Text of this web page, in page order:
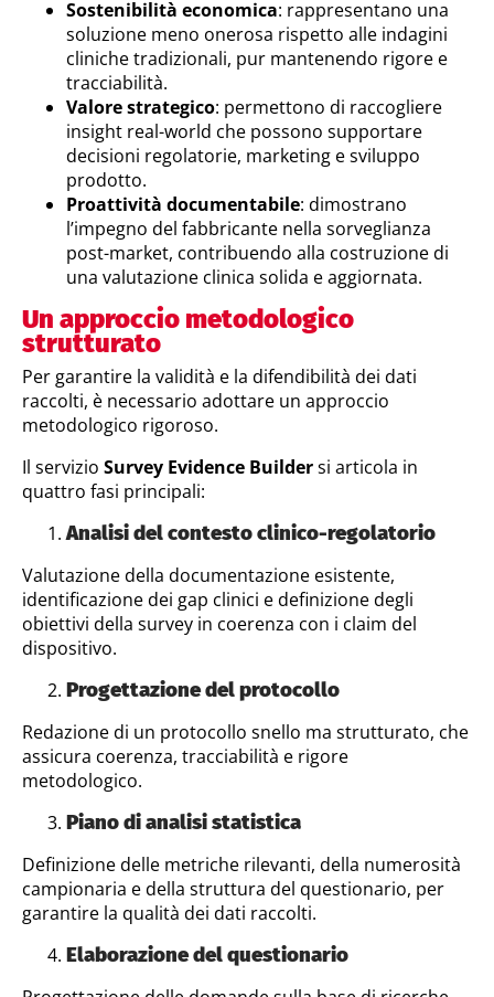
Sostenibilità economica: rappresentano una
soluzione meno onerosa rispetto alle indagini
cliniche tradizionali, pur mantenendo rigore e
tracciabilità.
Valore strategico: permettono di raccogliere
insight real-world che possono supportare
decisioni regolatorie, marketing e sviluppo
prodotto.
Proattività documentabile: dimostrano
l’impegno del fabbricante nella sorveglianza
post-market, contribuendo alla costruzione di
una valutazione clinica solida e aggiornata.
Un approccio metodologico
strutturato
Per garantire la validità e la difendibilità dei dati
raccolti, è necessario adottare un approccio
metodologico rigoroso.
Il servizio Survey Evidence Buildersi articola in
quattro fasi principali:
Analisi del contesto clinico-regolatorio
Valutazione della documentazione esistente,
identificazione dei gap clinici e definizione degli
obiettivi della survey in coerenza con i claim del
dispositivo.
Progettazione del protocollo
Redazione di un protocollo snello ma strutturato, che
assicura coerenza, tracciabilità e rigore
metodologico.
Piano di analisi statistica
Definizione delle metriche rilevanti, della numerosità
campionaria e della struttura del questionario, per
garantire la qualità dei dati raccolti.
Elaborazione del questionario